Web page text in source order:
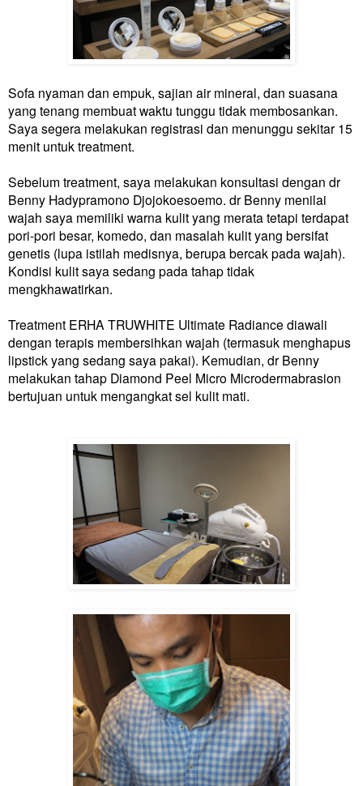
Sofa nyaman dan empuk, sajian air mineral, dan suasana
yang tenang membuat waktu tunggu tidak membosankan.
Saya segera melakukan registrasi dan menunggu sekitar 15
menit untuk treatment.
Sebelum treatment, saya melakukan konsultasi dengan dr
Benny Hadypramono Djojokoesoemo. dr Benny menilai
wajah saya memiliki warna kulit yang merata tetapi terdapat
pori-pori besar, komedo, dan masalah kulit yang bersifat
genetis (lupa istilah medisnya, berupa bercak pada wajah).
Kondisi kulit saya sedang pada tahap tidak
mengkhawatirkan.
Treatment ERHA TRUWHITE Ultimate Radiance diawali
dengan terapis membersihkan wajah (termasuk menghapus
lipstick yang sedang saya pakai). Kemudian, dr Benny
melakukan tahap Diamond Peel Micro Microdermabrasion
bertujuan untuk mengangkat sel kulit mati.